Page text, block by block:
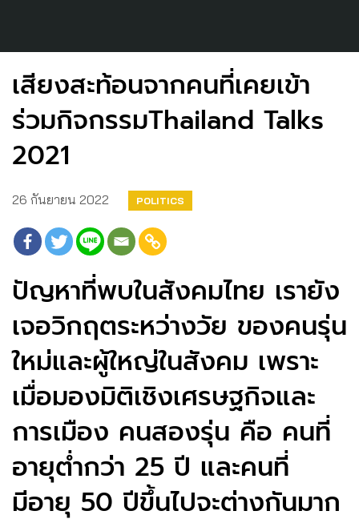
เสียงสะท้อนจากคนที่เคยเข้า
ร่วมกิจกรรมThailand Talks
2021
26 กันยายน 2022 POLITICS
ปัญหาที่พบในสังคมไทย เรายัง
เจอวิกฤตระหว่างวัย ของคนรุ่น
ใหม่และผู้ใหญ่ในสังคม เพราะ
เมื่อมองมิติเชิงเศรษฐกิจและ
การเมือง คนสองรุ่น คือ คนที่
อายุต่ำกว่า 25 ปี และคนที่
มีอายุ 50 ปีขึ้นไปจะต่างกันมาก